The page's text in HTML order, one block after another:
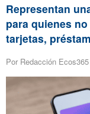
Representan
para quienes
tarjetas,
Por Redacción Ecos365